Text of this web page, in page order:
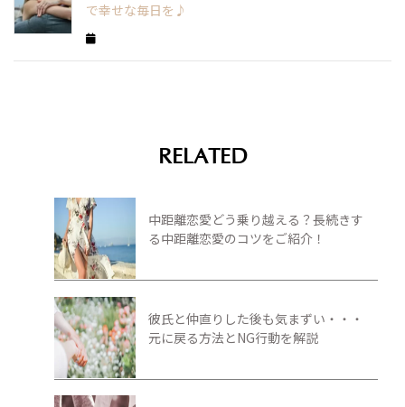
で幸せな毎日を♪
RELATED
中距離恋愛どう乗り越える？長続きす
る中距離恋愛のコツをご紹介！
彼氏と仲直りした後も気まずい・・・
元に戻る方法とNG行動を解説